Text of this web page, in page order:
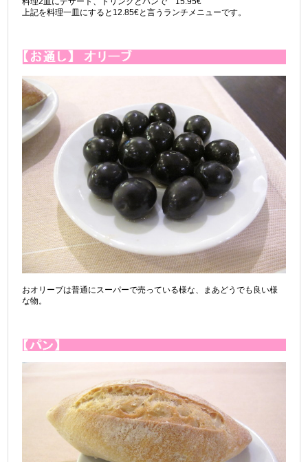
上記を料理一皿にすると12.85€と言うランチメニューです。
おオリーブは普通にスーパーで売っている様な、まあどうでも良い様
な物。